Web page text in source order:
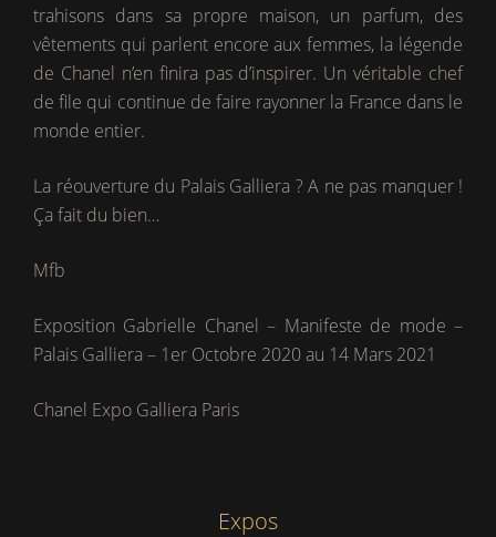
trahisons dans sa propre maison, un parfum, des
vêtements qui parlent encore aux femmes, la légende
de Chanel n’en finira pas d’inspirer. Un véritable chef
de file qui continue de faire rayonner la France dans le
monde entier.
La réouverture du Palais Galliera ? A ne pas manquer !
Ça fait du bien…
Mfb
Exposition Gabrielle Chanel – Manifeste de mode –
Palais Galliera – 1er Octobre 2020 au 14 Mars 2021
Chanel Expo Galliera Paris
Expos